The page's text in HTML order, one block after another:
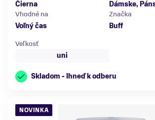
Čierna
Dámske,
Vhodné na
Voľný čas
Značka
Buff
Veľkosť
uni
Skladom - Ihneď k odberu
NOVINKA